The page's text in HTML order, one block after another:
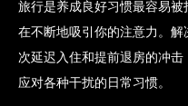
旅行是养成良好习惯最容易
在不断地吸引你的注意力。
次延迟入住和提前退房的冲
应对各种干扰的日常习惯。